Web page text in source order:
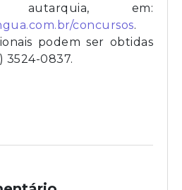
em:
concursos.
podem ser obtidas
3524-0837.